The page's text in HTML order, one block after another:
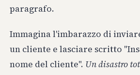
paragrafo.
Immagina l'imbarazzo di
un cliente e lasciare scritto
nome del cliente". Un disastro